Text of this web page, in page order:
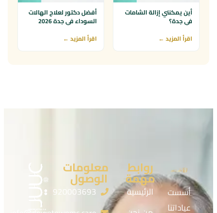
أين يمكنني إزالة الشامات
في جدة؟
اقرأ المزيد ←
أفضل دكتور لعلاج الهالات
السوداء في جدة 2026
اقرأ المزيد ←
أسست
عياداتنا
روابط
مهمة
الرئيسية
معلومات
الوصول
920003693